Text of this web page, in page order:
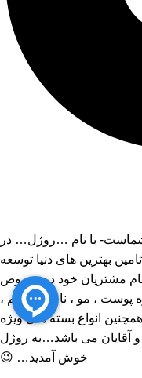
با نام …روژل… در
بهترین های دنیا توسعه
مشتریان خود در خصوص
پوست ، مو ، ناخن ، گریم ،
انواع بسته های ویژه
آقایان می باشد…به روژل
خوش آمدید… 😉